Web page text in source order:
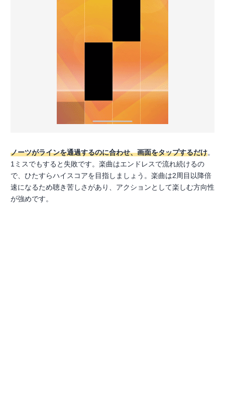
ノーツがラインを通過するのに合わせ、画面をタップするだけ。
1ミスでもすると失敗です。楽曲はエンドレスで流れ続けるの
で、ひたすらハイスコアを目指しましょう。楽曲は2周目以降倍
速になるため聴き苦しさがあり、アクションとして楽しむ方向性
が強めです。